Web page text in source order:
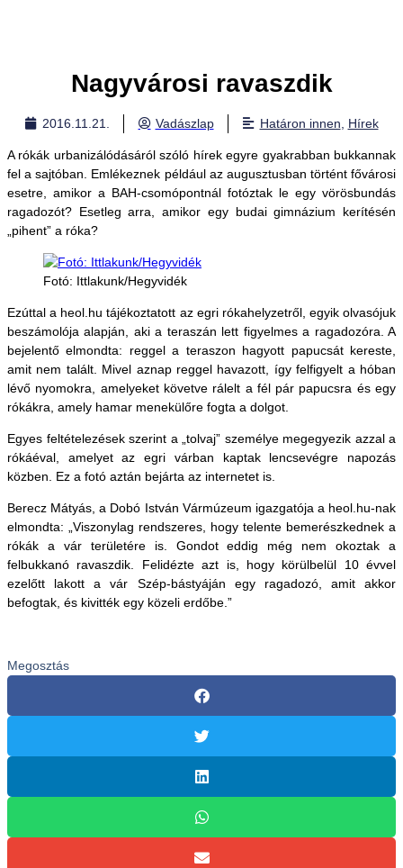
Nagyvárosi ravaszdik
2016.11.21. Vadászlap Határon innen Hírek
A rókák urbanizálódásáról szóló hírek egyre gyakrabban bukkannak
fel a sajtóban. Emlékeznek például az augusztusban történt fővárosi
esetre, amikor a BAH-csomópontnál fotóztak le egy vörösbundás
ragadozót? Esetleg arra, amikor egy budai gimnázium kerítésén
„pihent” a róka?
Fotó: Ittlakunk/Hegyvidék
Ezúttal a heol.hu tájékoztatott az egri rókahelyzetről, egyik olvasójuk
beszámolója alapján, aki a teraszán lett figyelmes a ragadozóra. A
bejelentő elmondta: reggel a teraszon hagyott papucsát kereste,
amit nem talált. Mivel aznap reggel havazott, így felfigyelt a hóban
lévő nyomokra, amelyeket követve rálelt a fél pár papucsra és egy
rókákra, amely hamar menekülőre fogta a dolgot.
Egyes feltételezések szerint a „tolvaj” személye megegyezik azzal a
rókáéval, amelyet az egri várban kaptak lencsevégre napozás
közben. Ez a fotó aztán bejárta az internetet is.
Berecz Mátyás, a Dobó István Vármúzeum igazgatója a heol.hu-nak
elmondta: „Viszonylag rendszeres, hogy telente bemerészkednek a
rókák a vár területére is. Gondot eddig még nem okoztak a
felbukkanó ravaszdik. Felidézte azt is, hogy körülbelül 10 évvel
ezelőtt lakott a vár Szép-bástyáján egy ragadozó, amit akkor
befogtak, és kivitték egy közeli erdőbe.”
Megosztás